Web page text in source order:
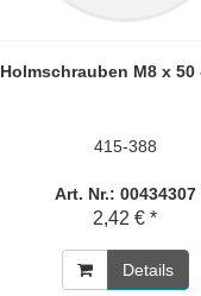
Holmschrauben M8 x 50
415-388
Art. Nr.: 00434307
2,42 € *
Details